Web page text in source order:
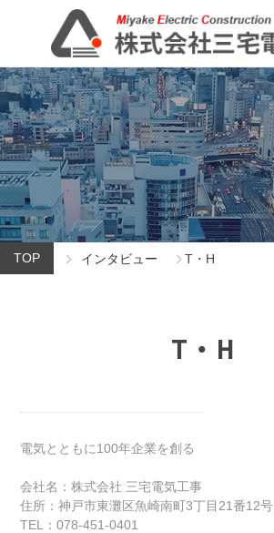
新着情報
TOP インタビュー T・H
T・H
電気とともに100年企業を創る
会社名：株式会社 三宅電気工事
住所：神戸市東灘区魚崎南町3丁目21番12号
TEL：078-451-0401